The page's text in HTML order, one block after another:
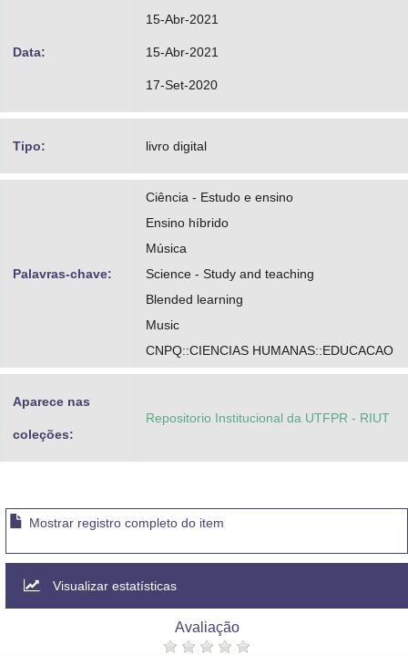
Data:
15-Abr-2021
15-Abr-2021
17-Set-2020
Tipo: livro digital
Palavras-chave:
Ciência - Estudo e ensino
Ensino híbrido
Música
Science - Study and teaching
Blended learning
Music
CNPQ::CIENCIAS HUMANAS::EDUCACAO
Aparece nas
coleções:
Repositorio Institucional da UTFPR - RIUT
Mostrar registro completo do item
Visualizar estatísticas
Avaliação